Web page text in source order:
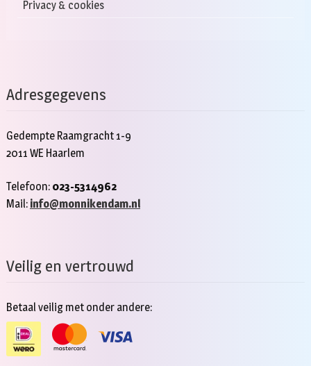
Privacy & cookies
Adresgegevens
Gedempte Raamgracht 1-9
2011 WE Haarlem
Telefoon: 023-5314962
Mail: info@monnikendam.nl
Veilig en vertrouwd
Betaal veilig met onder andere: